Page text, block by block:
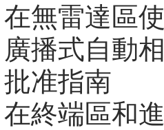
在無雷達區
廣播式自動
批准指南
在終端區和